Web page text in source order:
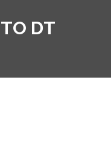
DT